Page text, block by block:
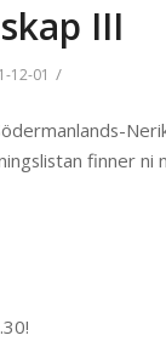
III
12-01 /
finner ni